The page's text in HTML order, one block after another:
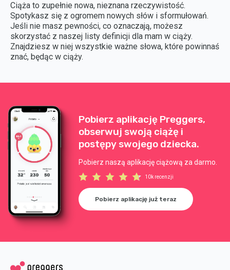
Ciąża to zupełnie nowa, nieznana rzeczywistość.
Spotykasz się z ogromem nowych słów i sformułowań.
Jeśli nie masz pewności, co oznaczają, możesz
skorzystać z naszej listy definicji dla mam w ciąży.
Znajdziesz w niej wszystkie ważne słowa, które powinnaś
znać, będąc w ciąży.
Pobierz aplikację Preggers,
obserwuj swoją ciążę i
postępy swojego dziecka.
Pobierz naszą aplikację ciążową za darmo.
10k recenzji
Pobierz aplikację już teraz